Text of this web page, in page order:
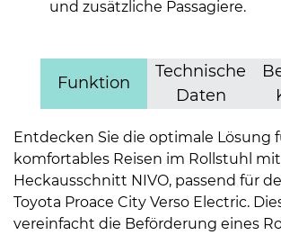
und zusätzliche Passagiere.
Funktion
Technische
Daten
Entdecken Sie die optimale Lösung
komfortables Reisen im Rollstuhl
Heckausschnitt NIVO, passend für
Toyota Proace City Verso Electric.
vereinfacht die Beförderung eines